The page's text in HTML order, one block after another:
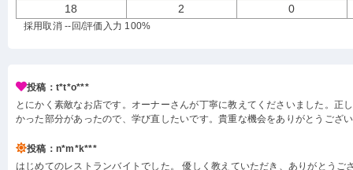
18 2 0
採用取消 --回/評価入力 100%
投稿：t*t*o***
とにかく素敵なお店です。オーナーさんが丁寧に教えてくださいました。正
かった部分があったので、学び直したいです。貴重な機会をありがとうござ
投稿：n*m*k***
はじめてのレストランバイトでした。 優しく教えていただき、ありがとうご